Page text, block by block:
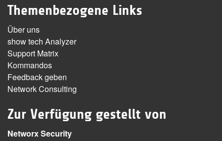
Themenbezogene Links
Über uns
show tech Analyzer
Support Matrix
Kommandos
Feedback geben
Network Consulting
Zur Verfügung gestellt von
Networx Security